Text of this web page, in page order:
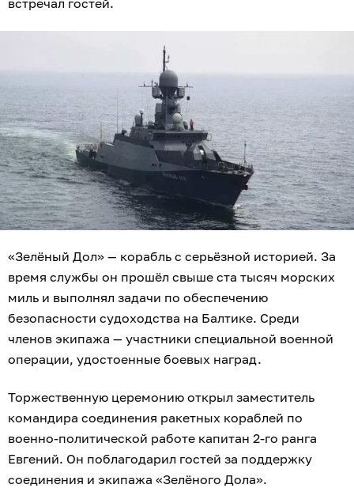
«Зелёный Дол» — корабль с серьёзной историей. За
время службы он прошёл свыше ста тысяч морских
миль и выполнял задачи по обеспечению
безопасности судоходства на Балтике. Среди
членов экипажа — участники специальной военной
операции, удостоенные боевых наград.
Торжественную церемонию открыл заместитель
командира соединения ракетных кораблей по
военно-политической работе капитан 2-го ранга
Евгений. Он поблагодарил гостей за поддержку
соединения и экипажа «Зелёного Дола».